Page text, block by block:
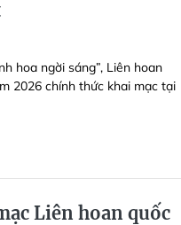
hoa ngời sáng”, Liên hoan
2026 chính thức khai mạc tại
Liên hoan quốc